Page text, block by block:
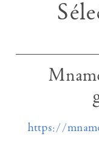
https://